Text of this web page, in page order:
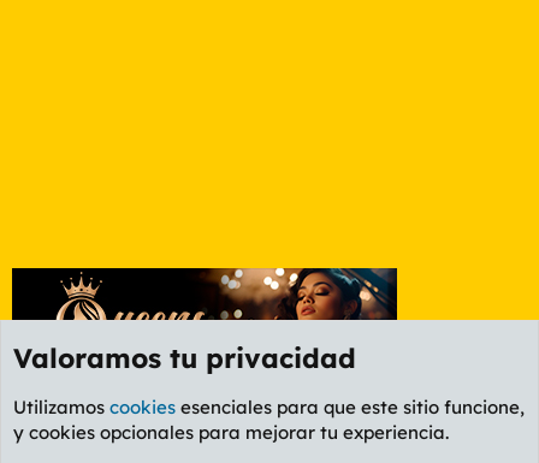
Foro Política
Valoramos tu privacidad
Utilizamos cookies esenciales para que este sitio funcione,
y cookies opcionales para mejorar tu experiencia.